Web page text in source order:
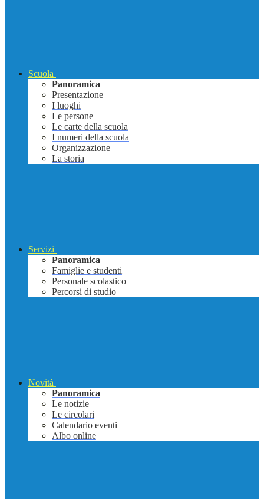
Scuola
Panoramica
Presentazione
I luoghi
Le persone
Le carte della scuola
I numeri della scuola
Organizzazione
La storia
Servizi
Panoramica
Famiglie e studenti
Personale scolastico
Percorsi di studio
Novità
Panoramica
Le notizie
Le circolari
Calendario eventi
Albo online